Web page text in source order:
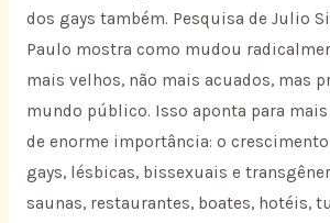
dos gays também. Pesquisa de Julio
Paulo mostra como mudou
mais velhos, não mais acuados, mas
mundo público. Isso aponta para
de enorme importância: o
gays, lésbicas, bissexuais e
saunas, restaurantes, boates, hotéis,